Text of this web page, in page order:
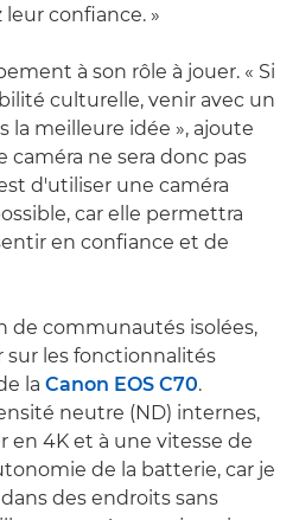
confiance. »
à son rôle à jouer. « Si
culturelle, venir avec un
la meilleure idée », ajoute
caméra ne sera donc pas
d'utiliser une caméra
car elle permettra
en confiance et de
de communautés isolées,
les fonctionnalités
la Canon EOS C70.
neutre (ND) internes,
en 4K et à une vitesse de
de la batterie, car je
des endroits sans